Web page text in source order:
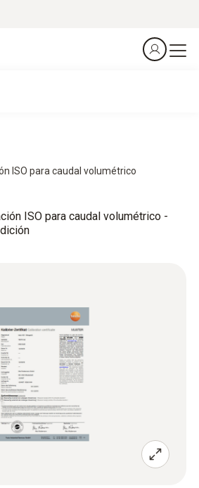
ISO para caudal volumétrico
ISO para caudal volumétrico -